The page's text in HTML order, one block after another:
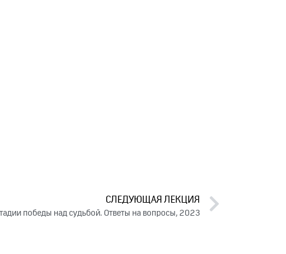
СЛЕДУЮЩАЯ ЛЕКЦИЯ
победы над судьбой. Ответы на вопросы, 2023